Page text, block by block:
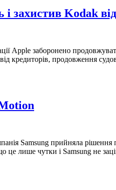
захистив Kodak
Apple заборонено
кредиторів, продовження
Samsung прийняла
лише чутки і Samsung не